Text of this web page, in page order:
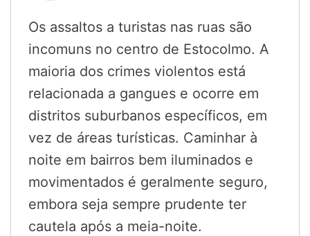
Os assaltos a turistas nas ruas são
incomuns no centro de Estocolmo. A
maioria dos crimes violentos está
relacionada a gangues e ocorre em
distritos suburbanos específicos, em
vez de áreas turísticas. Caminhar à
noite em bairros bem iluminados e
movimentados é geralmente seguro,
embora seja sempre prudente ter
cautela após a meia-noite.